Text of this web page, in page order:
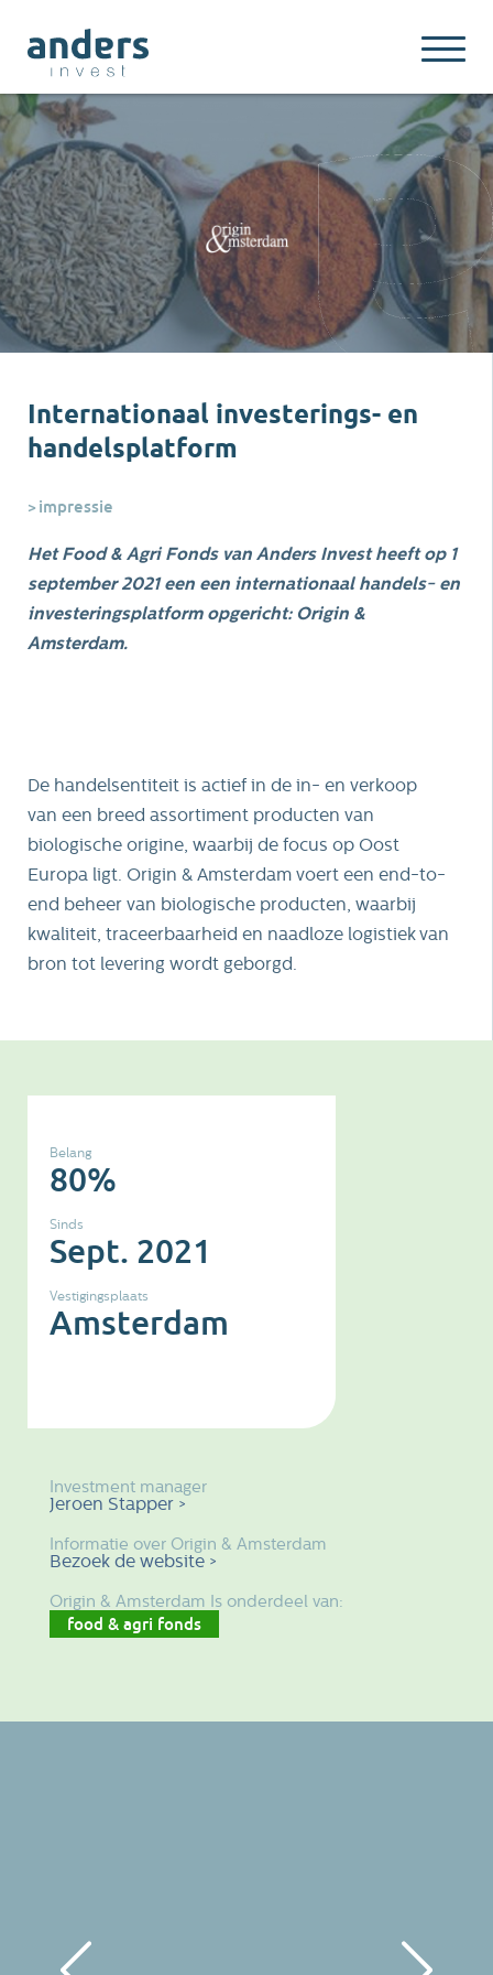
Belang
80%
Sinds
Sept. 2021
Vestigingsplaats
Amsterdam
Investment manager
Jeroen Stapper >
Informatie over Origin & Amsterdam
Bezoek de website >
Origin & Amsterdam Is onderdeel van:
food & agri fonds
Internationaal investerings- en
handelsplatform
impressie
Het Food & Agri Fonds van Anders Invest heeft op 1
september 2021 een een internationaal handels- en
investeringsplatform opgericht: Origin &
Amsterdam.
De handelsentiteit is actief in de in- en verkoop
van een breed assortiment producten van
biologische origine, waarbij de focus op Oost
Europa ligt. Origin & Amsterdam voert een end-to-
end beheer van biologische producten, waarbij
kwaliteit, traceerbaarheid en naadloze logistiek van
bron tot levering wordt geborgd.